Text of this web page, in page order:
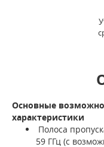
Основные
характеристики
Полоса
59 ГГц (с